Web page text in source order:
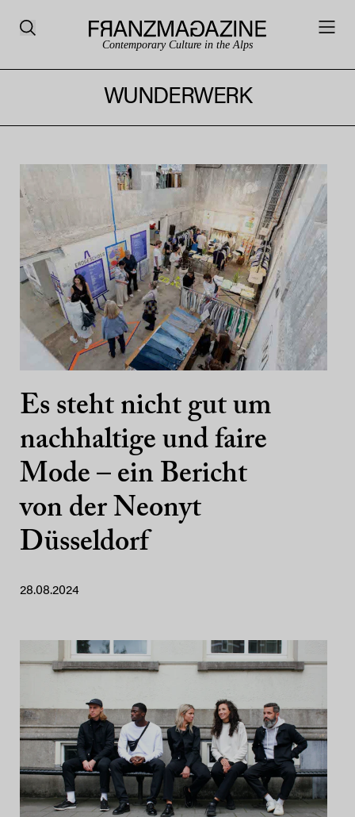
Contemporary Culture in the Alps
WUNDERWERK
Es steht nicht gut um
nachhaltige und faire
Mode – ein Bericht
von der Neonyt
Düsseldorf
28.08.2024